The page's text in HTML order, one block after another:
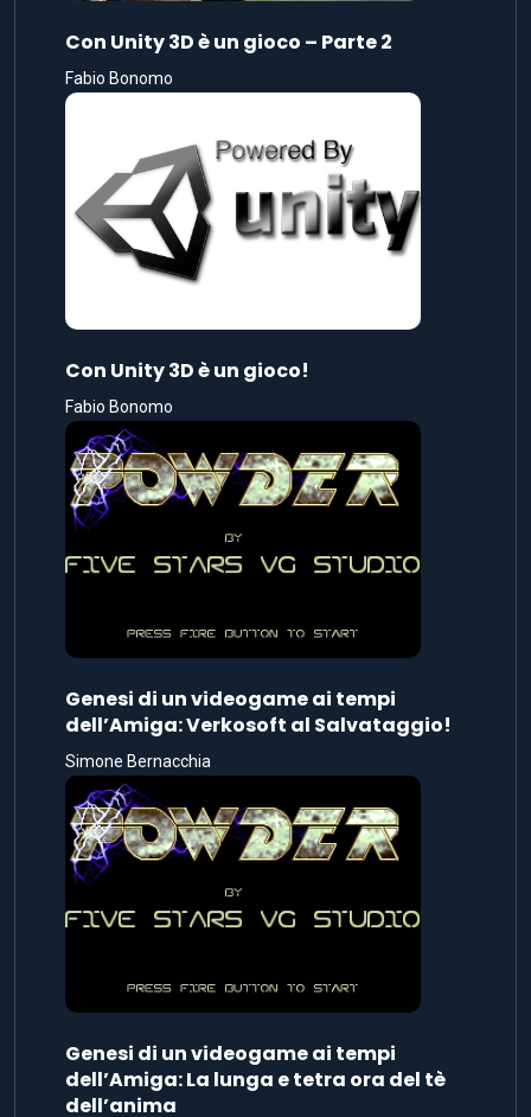
Con Unity 3D è un gioco – Parte 2
Fabio Bonomo
Con Unity 3D è un gioco!
Fabio Bonomo
Genesi di un videogame ai tempi
dell’Amiga: Verkosoft al Salvataggio!
Simone Bernacchia
Genesi di un videogame ai tempi
dell’Amiga: La lunga e tetra ora del tè
dell’anima